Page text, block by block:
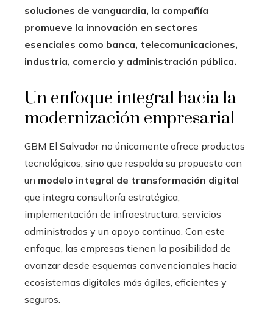
soluciones de vanguardia, la compañía
promueve la innovación en sectores
esenciales como banca, telecomunicaciones,
industria, comercio y administración pública.
Un enfoque integral hacia la
modernización empresarial
GBM El Salvador no únicamente ofrece productos
tecnológicos, sino que respalda su propuesta con
un modelo integral de transformación digital
que integra consultoría estratégica,
implementación de infraestructura, servicios
administrados y un apoyo continuo. Con este
enfoque, las empresas tienen la posibilidad de
avanzar desde esquemas convencionales hacia
ecosistemas digitales más ágiles, eficientes y
seguros.